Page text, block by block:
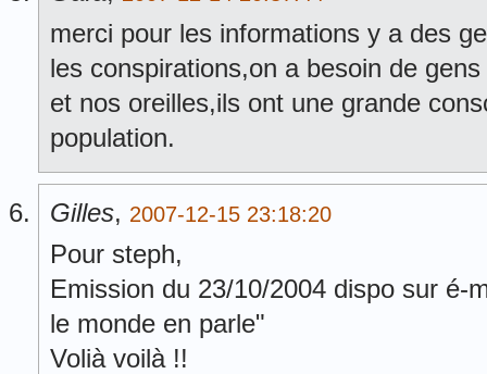
merci pour les informations y a des
les conspirations,on a besoin de
et nos oreilles,ils ont une grande
population.
Gilles, 2007-12-15 23:18:20
Pour steph,
Emission du 23/10/2004 dispo sur é-
le monde en parle"
Volià voilà !!